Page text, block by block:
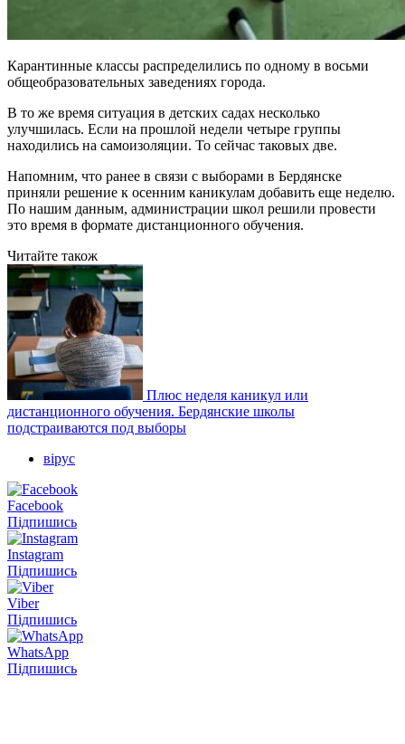
Карантинные классы распределились по одному в восьми
общеобразовательных заведениях города.
В то же время ситуация в детских садах несколько
улучшилась. Если на прошлой недели четыре группы
находились на самоизоляции. То сейчас таковых две.
Напомним, что ранее в связи с выборами в Бердянске
приняли решение к осенним каникулам добавить еще неделю.
По нашим данным, администрации школ решили провести
это время в формате дистанционного обучения.
Читайте також
Плюс неделя каникул или
дистанционного обучения. Бердянские школы
подстраиваются под выборы
вірус
Facebook
Підпишись
Instagram
Підпишись
Viber
Підпишись
WhatsApp
Підпишись